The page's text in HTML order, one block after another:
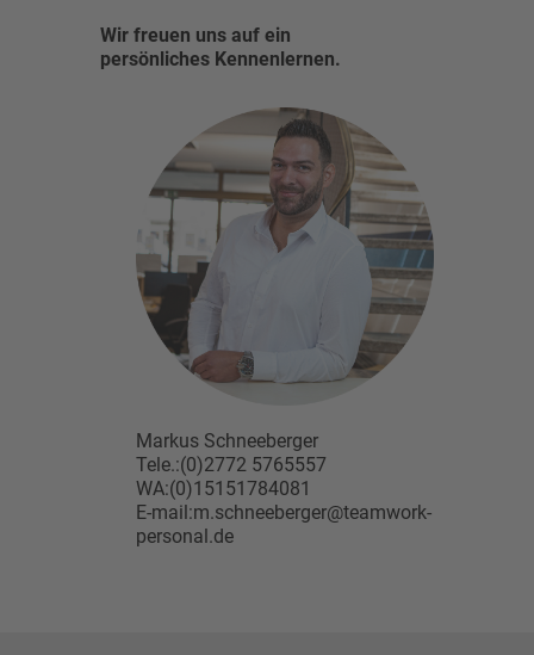
Wir freuen uns auf ein
persönliches Kennenlernen.
Markus Schneeberger
Tele.:(0)2772 5765557
WA:(0)15151784081
E-mail:m.schneeberger@teamwork-
personal.de